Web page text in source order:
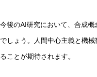
今後のAI研究において、合成
でしょう。人間中心主義と機
ることが期待されます。